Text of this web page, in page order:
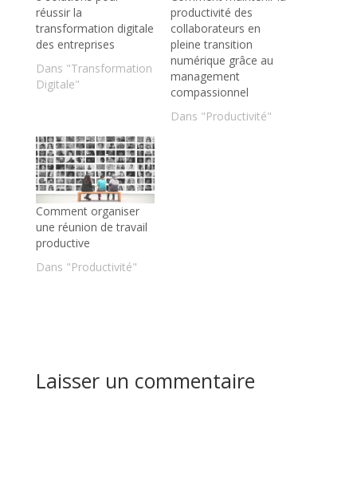
réussir la
transformation digitale
des entreprises
Dans "Transformation
Digitale"
productivité des
collaborateurs en
pleine transition
numérique grâce au
management
compassionnel
Dans "Productivité"
Comment organiser
une réunion de travail
productive
Dans "Productivité"
Laisser un commentaire